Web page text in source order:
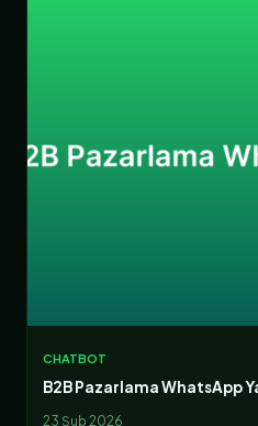
CHATBOT
B2B Pazarlama WhatsApp
23 Şub 2026